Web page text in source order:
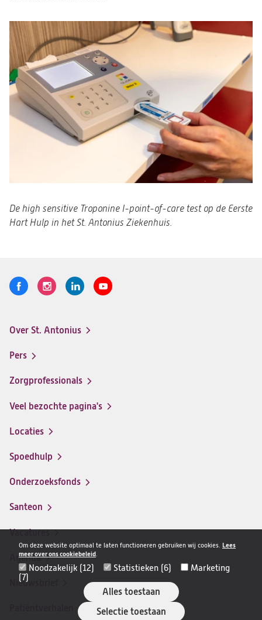
Om deze website optimaal te laten functioneren gebruiken wij cookies. Lees
meer over ons cookiebeleid.
Noodzakelijk (12) Statistieken (6)
Marketing
(7)
Alles toestaan
Selectie toestaan
De high sensitive Troponine I-point-of-care test op de Eerste
Hart Hulp in het St. Antonius Ziekenhuis.
Volg
Logo
een
ziekenhuis
op
Logo
een
op
Logo
een
op
Logo
menu
Over St. Antonius
Pers
Zorgprofessionals
Veel bezochte pagina's
Locaties
Spoedhulp
Onderzoeksfonds
Santeon
(opent
in
een
nieuwe
tab)
Vacatures
een
nieuwe
Agenda
Nieuwsbrief